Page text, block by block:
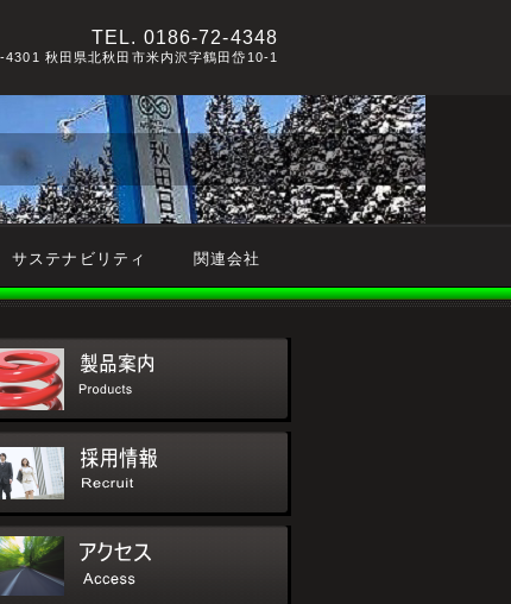
TEL. 0186-72-4348
4301 秋田県北秋田市米内沢字鶴田岱10-1
サステナビリティ 関連会社